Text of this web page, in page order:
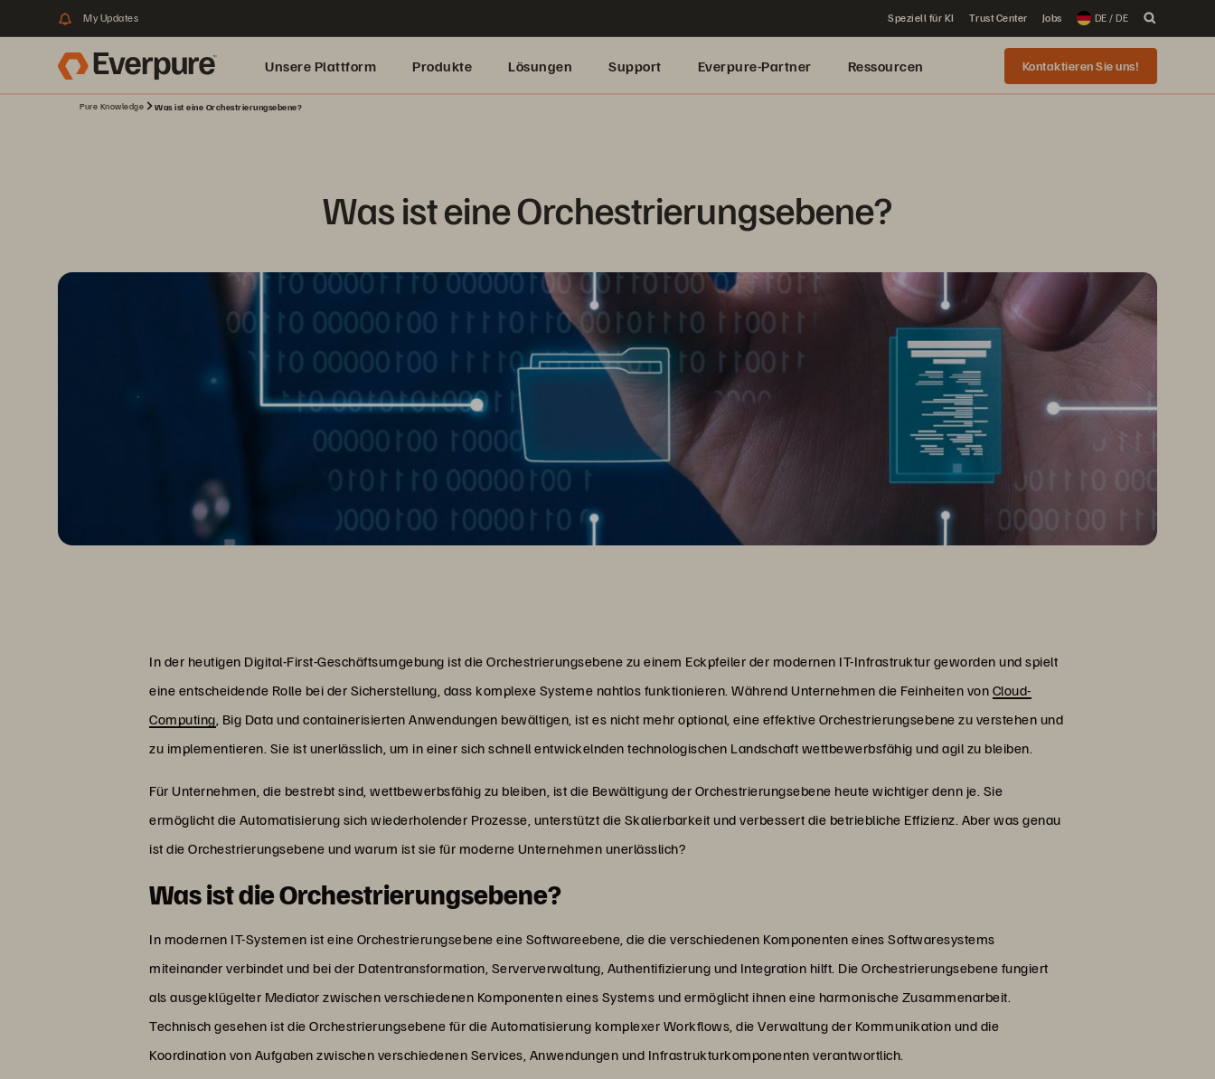
My Updates Speziell für KI Trust Center Jobs DE / DE
Unsere Plattform Produkte Lösungen Support Everpure-Partner Ressourcen Kontaktieren Sie uns!
Pure Knowledge Was ist eine Orchestrierungsebene?
Was ist eine Orchestrierungsebene?
In der heutigen Digital-First-Geschäftsumgebung ist die Orchestrierungsebene zu einem Eckpfeiler der modernen IT-Infrastruktur geworden und spielt
eine entscheidende Rolle bei der Sicherstellung, dass komplexe Systeme nahtlos funktionieren. Während Unternehmen die Feinheiten von Cloud-
Computing , Big Data und containerisierten Anwendungen bewältigen, ist es nicht mehr optional, eine effektive Orchestrierungsebene zu verstehen und
zu implementieren. Sie ist unerlässlich, um in einer sich schnell entwickelnden technologischen Landschaft wettbewerbsfähig und agil zu bleiben.
Für Unternehmen, die bestrebt sind, wettbewerbsfähig zu bleiben, ist die Bewältigung der Orchestrierungsebene heute wichtiger denn je. Sie
ermöglicht die Automatisierung sich wiederholender Prozesse, unterstützt die Skalierbarkeit und verbessert die betriebliche Effizienz. Aber was genau
ist die Orchestrierungsebene und warum ist sie für moderne Unternehmen unerlässlich?
Was ist die Orchestrierungsebene?
In modernen IT-Systemen ist eine Orchestrierungsebene eine Softwareebene, die die verschiedenen Komponenten eines Softwaresystems
miteinander verbindet und bei der Datentransformation, Serververwaltung, Authentifizierung und Integration hilft. Die Orchestrierungsebene fungiert
als ausgeklügelter Mediator zwischen verschiedenen Komponenten eines Systems und ermöglicht ihnen eine harmonische Zusammenarbeit.
Technisch gesehen ist die Orchestrierungsebene für die Automatisierung komplexer Workflows, die Verwaltung der Kommunikation und die
Koordination von Aufgaben zwischen verschiedenen Services, Anwendungen und Infrastrukturkomponenten verantwortlich.